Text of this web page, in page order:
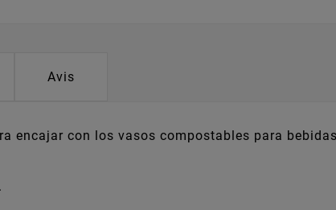
Avis
encajar con los vasos compostables para